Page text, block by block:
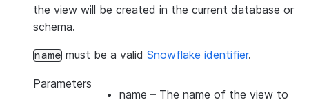
the view will be created in the current database or
schema.
name must be a valid Snowflake identifier.
Parameters
name – The name of the view to